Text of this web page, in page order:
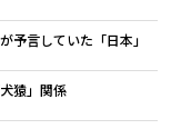
予言していた「日本」
猿」関係